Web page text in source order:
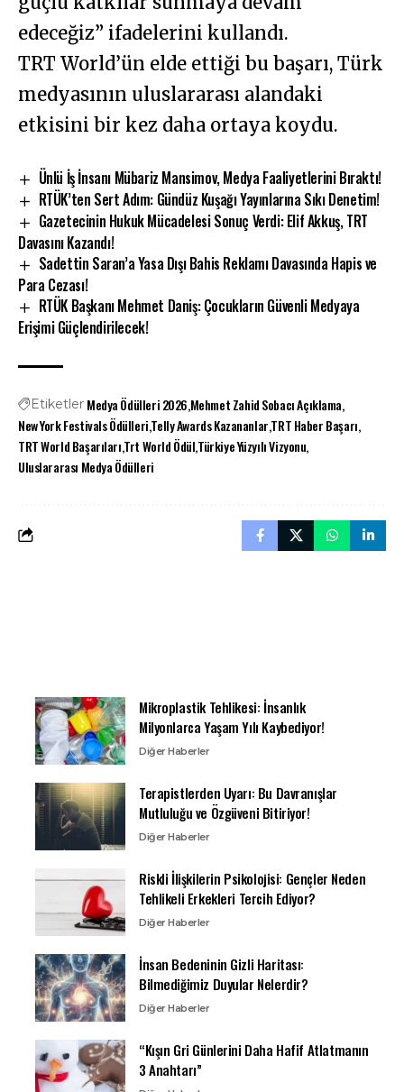
edeceğiz” ifadelerini kullandı.
TRT World’ün elde ettiği bu başarı, Türk
medyasının uluslararası alandaki
etkisini bir kez daha ortaya koydu.
Ünlü İş İnsanı Mübariz Mansimov, Medya Faaliyetlerini Bıraktı!
RTÜK’ten Sert Adım: Gündüz Kuşağı Yayınlarına Sıkı Denetim!
Gazetecinin Hukuk Mücadelesi Sonuç Verdi: Elif Akkuş, TRT
Davasını Kazandı!
Sadettin Saran’a Yasa Dışı Bahis Reklamı Davasında Hapis ve
Para Cezası!
RTÜK Başkanı Mehmet Daniş: Çocukların Güvenli Medyaya
Erişimi Güçlendirilecek!
Etiketler Medya Ödülleri 2026Mehmet Zahid Sobacı Açıklama
New York Festivals ÖdülleriTelly Awards KazananlarTRT Haber Başarı
TRT World BaşarılarıTrt World ÖdülTürkiye Yüzyılı Vizyonu
Uluslararası Medya Ödülleri
Mikroplastik Tehlikesi: İnsanlık
Milyonlarca Yaşam Yılı Kaybediyor!
Diğer Haberler
Terapistlerden Uyarı: Bu Davranışlar
Mutluluğu ve Özgüveni Bitiriyor!
Diğer Haberler
Riskli İlişkilerin Psikolojisi: Gençler Neden
Tehlikeli Erkekleri Tercih Ediyor?
Diğer Haberler
İnsan Bedeninin Gizli Haritası:
Bilmediğimiz Duyular Nelerdir?
Diğer Haberler
“Kışın Gri Günlerini Daha Hafif Atlatmanın
3 Anahtarı”